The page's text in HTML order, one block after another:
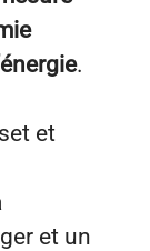
.
et
et un